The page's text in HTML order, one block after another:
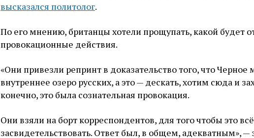
высказался политолог.
По его мнению, британцы хотели прощупать, какой будет
провокационные действия.
«Они привезли репринт в доказательство того, что Черное
внутреннее озеро русских, а это — дескать, хотим сюда и
конечно, это была сознательная провокация.
Они взяли на борт корреспондентов, для того чтобы это всё
засвидетельствовать. Ответ был, в общем, адекватным», —